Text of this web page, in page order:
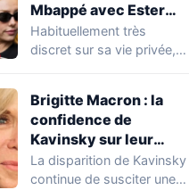
Mbappé avec Ester
Expósito en Italie agite
la toile
Habituellement très
discret sur sa vie privée,
Brigitte Macron : la
confidence de
Kavinsky sur leur
relation
La disparition de Kavinsky
continue de susciter une